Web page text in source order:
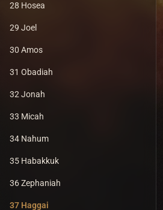
28 Hosea
29 Joel
30 Amos
31 Obadiah
32 Jonah
33 Micah
34 Nahum
35 Habakkuk
36 Zephaniah
37 Haggai